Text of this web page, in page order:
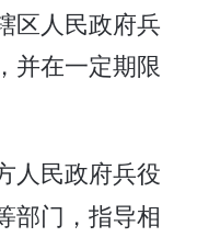
区人民政府兵
并在一定期限
人民政府兵役
部门，指导相